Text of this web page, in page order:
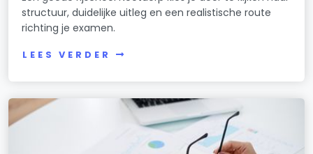
structuur, duidelijke uitleg en een realistische route
richting je examen.
LEES VERDER